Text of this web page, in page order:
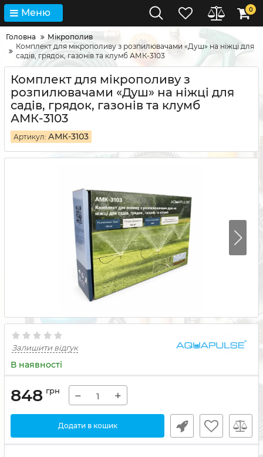
Меню 0
Головна
Мікрополив
Комплект для мікрополиву з розпилювачами «Душ» на ніжці для
садів, грядок, газонів та клумб АМК-3103
Комплект для мікрополиву з
розпилювачами «Душ» на ніжці для
садів, грядок, газонів та клумб
АМК-3103
Артикул: АМК-3103
Залишити відгук
В наявності
848 грн − +
Додати в кошик